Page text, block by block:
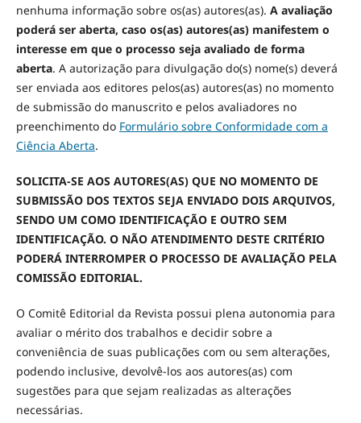
nenhuma informação sobre os(as) autores(as). A avaliação
poderá ser aberta, caso os(as) autores(as) manifestem o
interesse em que o processo seja avaliado de forma
aberta. A autorização para divulgação do(s) nome(s) deverá
ser enviada aos editores pelos(as) autores(as) no momento
de submissão do manuscrito e pelos avaliadores no
preenchimento do Formulário sobre Conformidade com a
Ciência Aberta.
SOLICITA-SE AOS AUTORES(AS) QUE NO MOMENTO DE
SUBMISSÃO DOS TEXTOS SEJA ENVIADO DOIS ARQUIVOS,
SENDO UM COMO IDENTIFICAÇÃO E OUTRO SEM
IDENTIFICAÇÃO. O NÃO ATENDIMENTO DESTE CRITÉRIO
PODERÁ INTERROMPER O PROCESSO DE AVALIAÇÃO PELA
COMISSÃO EDITORIAL.
O Comitê Editorial da Revista possui plena autonomia para
avaliar o mérito dos trabalhos e decidir sobre a
conveniência de suas publicações com ou sem alterações,
podendo inclusive, devolvê-los aos autores(as) com
sugestões para que sejam realizadas as alterações
necessárias.